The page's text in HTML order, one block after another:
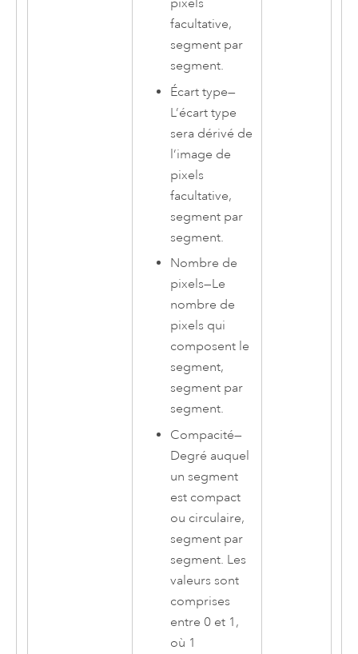
facultative,
segment par
segment.
Écart type—
L’écart type
sera dérivé de
l’image de
pixels
facultative,
segment par
segment.
Nombre de
pixels—Le
nombre de
pixels qui
composent le
segment,
segment par
segment.
Compacité—
Degré auquel
un segment
est compact
ou circulaire,
segment par
segment. Les
valeurs sont
comprises
entre 0 et 1,
où 1